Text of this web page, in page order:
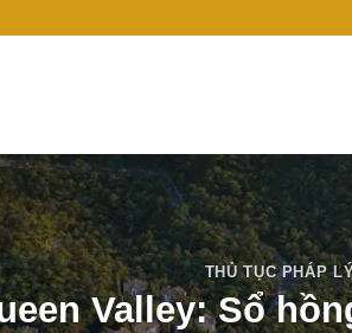
THỦ TỤC PHÁP
Valley: Sổ